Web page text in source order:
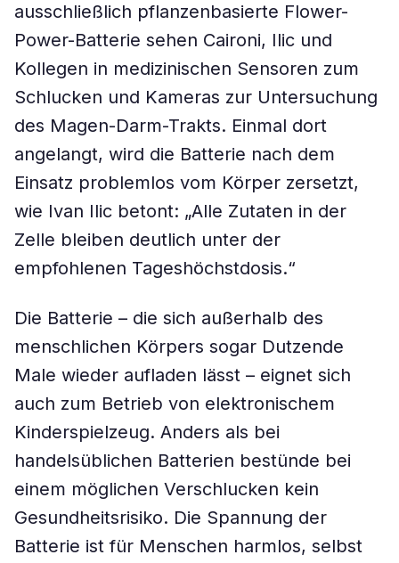
ausschließlich pflanzenbasierte Flower-
Power-Batterie sehen Caironi, Ilic und
Kollegen in medizinischen Sensoren zum
Schlucken und Kameras zur Untersuchung
des Magen-Darm-Trakts. Einmal dort
angelangt, wird die Batterie nach dem
Einsatz problemlos vom Körper zersetzt,
wie Ivan Ilic betont: „Alle Zutaten in der
Zelle bleiben deutlich unter der
empfohlenen Tageshöchstdosis.“
Die Batterie – die sich außerhalb des
menschlichen Körpers sogar Dutzende
Male wieder aufladen lässt – eignet sich
auch zum Betrieb von elektronischem
Kinderspielzeug. Anders als bei
handelsüblichen Batterien bestünde bei
einem möglichen Verschlucken kein
Gesundheitsrisiko. Die Spannung der
Batterie ist für Menschen harmlos, selbst